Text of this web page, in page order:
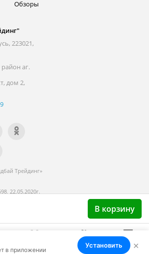
Избранное Сравнение Войти
В корзину
Обзоры
223021,
аг.
дом 2,
Трейдинг»
22.05.2020г.
в приложении
Установить ×